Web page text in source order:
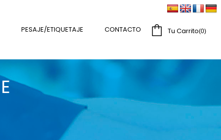
Tu Carrito 0
PESAJE/ETIQUETAJE CONTACTO